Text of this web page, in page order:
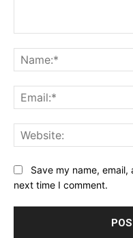
Save my name,
next time I comment.